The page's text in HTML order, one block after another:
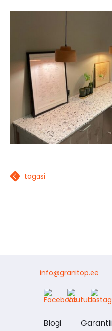
tagasi
info@granitop.ee
Blogi Garantii